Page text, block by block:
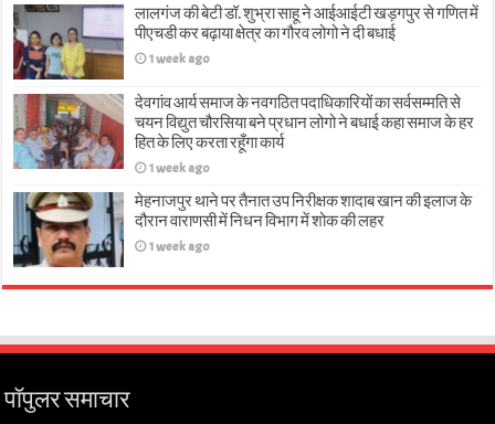
लालगंज की बेटी डॉ. शुभ्रा साहू ने आईआईटी खड़गपुर से गणित में
पीएचडी कर बढ़ाया क्षेत्र का गौरव लोगो ने दी बधाई
1 week ago
देवगांव आर्य समाज के नवगठित पदाधिकारियों का सर्वसम्मति से
चयन विद्युत चौरसिया बने प्रधान लोगो ने बधाई कहा समाज के हर
हित के लिए करता रहूँगा कार्य
1 week ago
मेहनाजपुर थाने पर तैनात उप निरीक्षक शादाब खान की इलाज के
दौरान वाराणसी में निधन विभाग में शोक की लहर
1 week ago
पॉपुलर समाचार